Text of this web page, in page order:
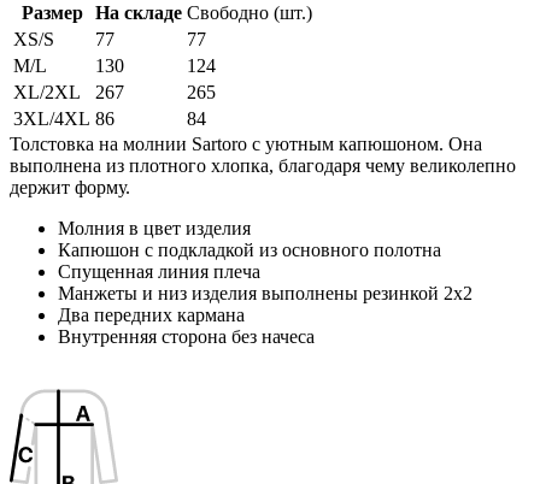
Размер На складе Свободно (шт.)
XS/S
77
77
M/L
130
124
XL/2XL
267
265
3XL/4XL 86
84
Толстовка на молнии Sartoro с уютным капюшоном. Она
выполнена из плотного хлопка, благодаря чему великолепно
держит форму.
Молния в цвет изделия
Капюшон с подкладкой из основного полотна
Спущенная линия плеча
Манжеты и низ изделия выполнены резинкой 2х2
Два передних кармана
Внутренняя сторона без начеса